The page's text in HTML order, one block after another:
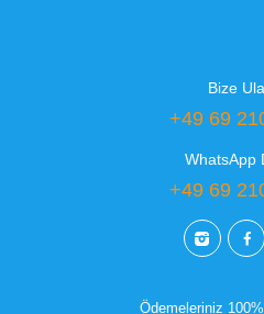
Bize
+49 69
WhatsApp
+49 69
Ödemeleriniz